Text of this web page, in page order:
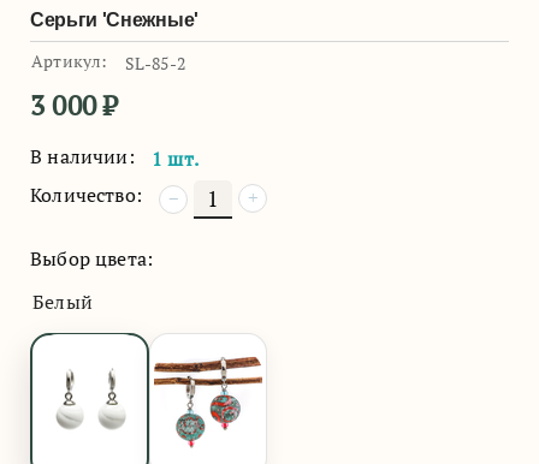
Серьги 'Снежные'
Артикул: SL-85-2
3 000₽
В наличии:
1 шт.
Количество:
+
−
Выбор цвета:
Белый